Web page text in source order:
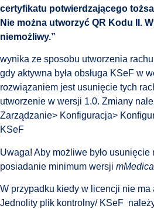
certyfikatu potwierdzającego
Nie można utworzyć QR Kodu II.
niemożliwy.”
wynika ze sposobu utworzenia
gdy aktywna była obsługa KSeF w
rozwiązaniem jest usunięcie tych
utworzenie w wersji 1.0. Zmiany
Zarządzanie> Konfiguracja>
KSeF
Uwaga! Aby możliwe było
posiadanie minimum wersji
W przypadku kiedy w licencji nie ma
Jednolity plik kontrolny/ KSeF